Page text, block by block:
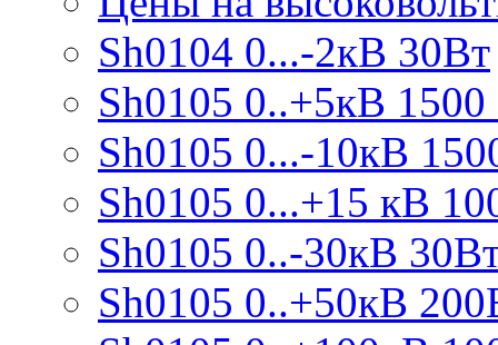
Sh0104 0...-2кВ 30Вт
Sh0105 0..+5кВ
Sh0105 0...-10кВ
Sh0105 0...+15 кВ
Sh0105 0..-30кВ
Sh0105 0..+50кВ